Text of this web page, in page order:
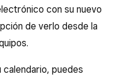
con su nuevo
de verlo desde la
calendario, puedes